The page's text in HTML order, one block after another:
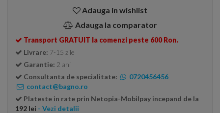
Adauga in wishlist
Adauga la comparator
Transport GRATUIT la comenzi peste 600 Ron.
Livrare: 7-15 zile
Garantie: 2 ani
Consultanta de specialitate:
0720456456
contact@bagno.ro
Plateste in rate prin Netopia-Mobilpay incepand de la
192 lei - Vezi detalii